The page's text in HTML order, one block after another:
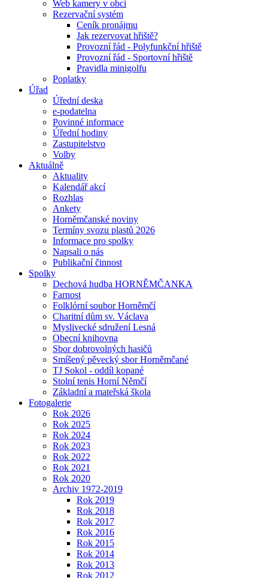
Web kamery v obci
Rezervační systém
Ceník pronájmu
Jak rezervovat hřiště?
Provozní řád - Polyfunkční hřiště
Provozní řád - Sportovní hřiště
Pravidla minigolfu
Poplatky
Úřad
Úřední deska
e-podatelna
Povinné informace
Úřední hodiny
Zastupitelstvo
Volby
Aktuálně
Aktuality
Kalendář akcí
Rozhlas
Ankety
Horněmčanské noviny
Termíny svozu plastů 2026
Informace pro spolky
Napsali o nás
Publikační činnost
Spolky
Dechová hudba HORNĚMČANKA
Farnost
Folklórní soubor Horněmčí
Charitní dům sv. Václava
Myslivecké sdružení Lesná
Obecní knihovna
Sbor dobrovolných hasičů
Smíšený pěvecký sbor Horněmčané
TJ Sokol - oddíl kopané
Stolní tenis Horní Němčí
Základní a mateřská škola
Fotogalerie
Rok 2026
Rok 2025
Rok 2024
Rok 2023
Rok 2022
Rok 2021
Rok 2020
Archiv 1972-2019
Rok 2019
Rok 2018
Rok 2017
Rok 2016
Rok 2015
Rok 2014
Rok 2013
Rok 2012